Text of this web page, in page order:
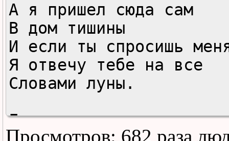
А я пришел сюда сам
В дом тишины
И если ты спросишь
Я отвечу тебе на все
Словами луны.
День в доме дождя
Просмотров: 682 раза